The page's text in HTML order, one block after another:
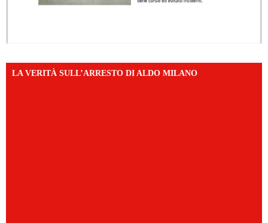
LA VERITÀ SULL’ARRESTO DI ALDO MILANO